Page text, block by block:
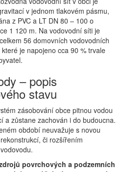
v jednom tlakovém pásmu,
z PVC a LT DN 80 – 100 o
1 120 m. Na vodovodní síti je
56 domovních vodovodních
je napojeno cca 90 % trvale
– popis
stavu
zásobování obce pitnou vodou
a zůstane zachován i do budoucna.
období neuvažuje s novou
či rozšířením
povrchových a podzemních